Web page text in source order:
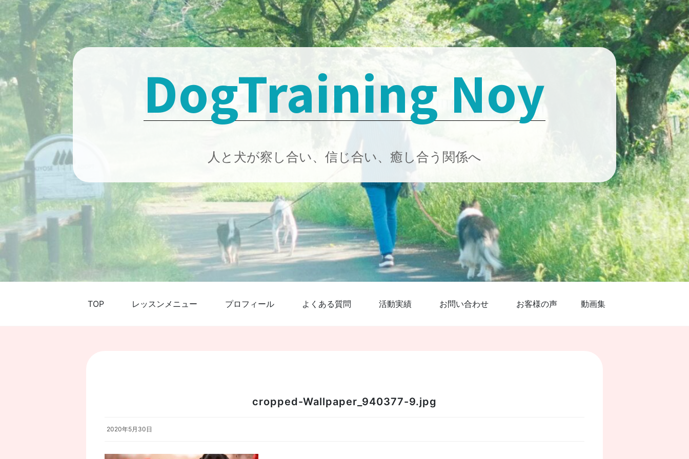
Skip
to
content
DogTraining Noy
人と犬が察し合い、信じ合い、癒し合う関係へ
TOP レッスンメニュー プロフィール よくある質問 活動実績 お問い合わせ お客様の声 動画集
cropped-Wallpaper_940377-9.jpg
2020年5月30日